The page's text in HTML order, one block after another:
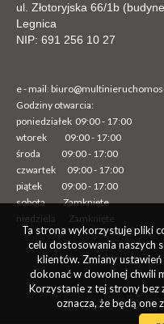
ul. Złotoryjska 66/1b
Legnica
NIP: 691 256 10 27
e - mail:
Godziny otwarcia:
poniedziałek 09:00 - 17:00
wtorek 09:00 - 17:00
środa 09:00 - 17:00
czwartek 09:00 - 17:00
piątek 09:00 - 17:00
sobota Zamknięte
niedziela Zamknięte
Ta strona wykorzystuje pliki
celu dostosowania naszych
klientów. Zmiany
dokonać w dowolnej chwili
Korzystanie z tej strony bez
oznacza, że będą one